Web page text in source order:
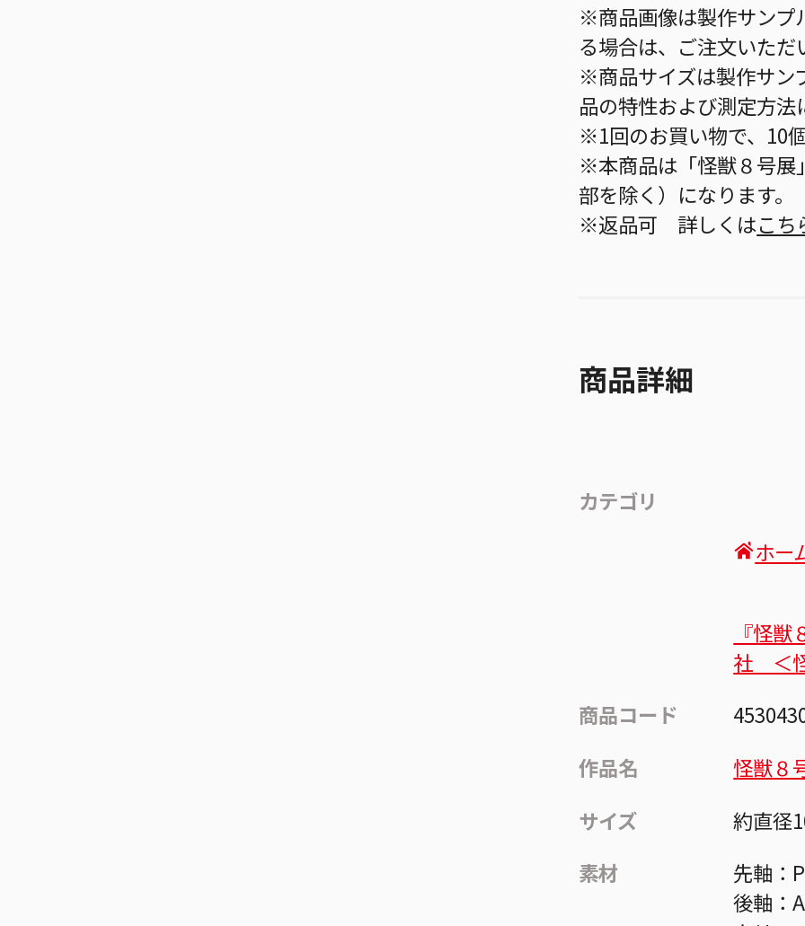
※商品画像は製作サンプ
る場合は、ご注文いた
※商品サイズは製作サン
品の特性および測定方
※1回のお買い物で、10
※本商品は「怪獣８号展
部を除く）になります。
※返品可 詳しくはこち
商品詳細
カテゴリ
ホー
『怪
社 ＜
商品コード
作品名
怪獣８
サイズ
約直径
素材
先軸：
後軸：